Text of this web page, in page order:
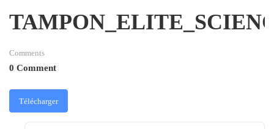
Comments
0 Comment
Télécharger